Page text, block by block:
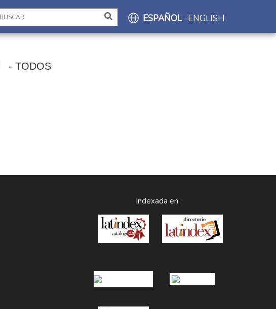
ESPAÑOL- ENGLISH
- TODOS
Indexada en: